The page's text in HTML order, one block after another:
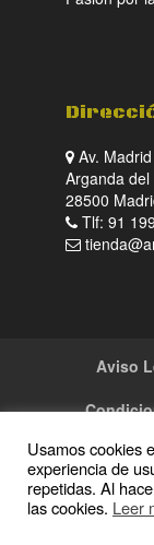
Av. Madrid
Arganda del
28500
Tlf: 91
Aviso
Usamos cookies
experiencia de
repetidas. Al
las cookies. Leer